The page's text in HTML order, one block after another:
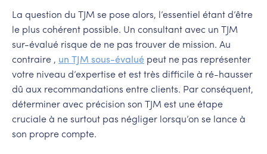
La question du TJM se pose alors, l’essentiel étant d’être
le plus cohérent possible. Un consultant avec un TJM
sur-évalué risque de ne pas trouver de mission. Au
contraire , un TJM sous-évalué peut ne pas représenter
votre niveau d’expertise et est très difficile à ré-hausser
dû aux recommandations entre clients. Par conséquent,
déterminer avec précision son TJM est une étape
cruciale à ne surtout pas négliger lorsqu’on se lance à
son propre compte.